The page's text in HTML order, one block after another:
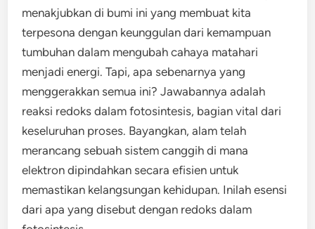
menakjubkan di bumi ini yang membuat kita
terpesona dengan keunggulan dari kemampuan
tumbuhan dalam mengubah cahaya matahari
menjadi energi. Tapi, apa sebenarnya yang
menggerakkan semua ini? Jawabannya adalah
reaksi redoks dalam fotosintesis, bagian vital dari
keseluruhan proses. Bayangkan, alam telah
merancang sebuah sistem canggih di mana
elektron dipindahkan secara efisien untuk
memastikan kelangsungan kehidupan. Inilah esensi
dari apa yang disebut dengan redoks dalam